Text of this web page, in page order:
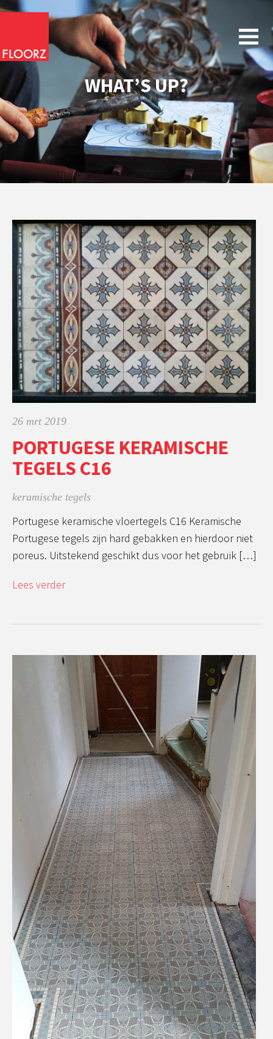
WHAT’S UP?
26 mrt 2019
PORTUGESE KERAMISCHE
TEGELS C16
keramische tegels
Portugese keramische vloertegels C16 Keramische
Portugese tegels zijn hard gebakken en hierdoor niet
poreus. Uitstekend geschikt dus voor het gebruik […]
Lees verder